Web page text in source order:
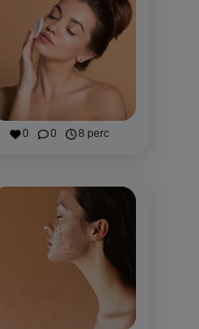
0 0 8 perc